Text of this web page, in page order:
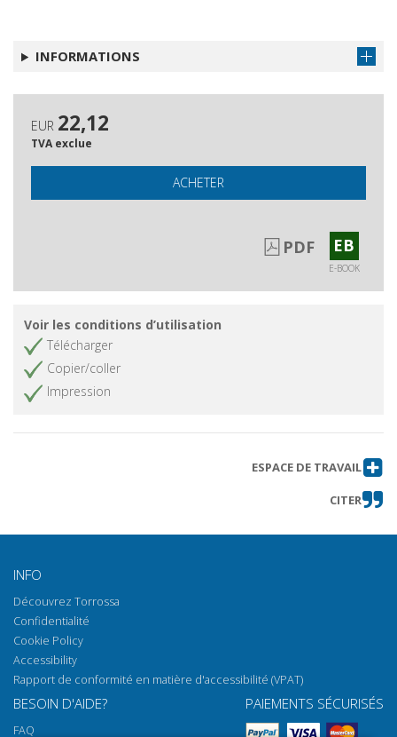
INFORMATIONS
EUR 22,12
TVA exclue
ACHETER
PDF EB
E-BOOK
Voir les conditions d’utilisation
Télécharger
Copier/coller
Impression
ESPACE DE TRAVAIL
CITER
INFO
Découvrez Torrossa
Confidentialité
Cookie Policy
Accessibility
Rapport de conformité en matière d'accessibilité (VPAT)
BESOIN D'AIDE?
FAQ
PAIEMENTS SÉCURISÉS